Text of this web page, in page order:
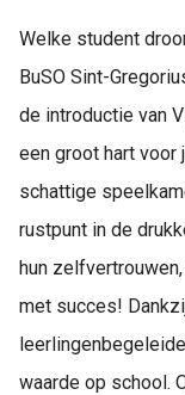
Welke student
BuSO Sint-
de introductie van
een groot hart voor
schattige
rustpunt in de
hun
met succes!
waarde op school.